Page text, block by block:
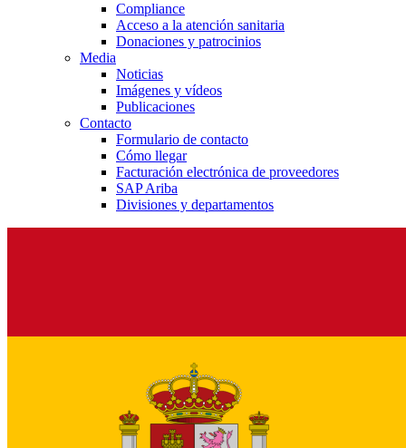
Compliance
Acceso a la atención sanitaria
Donaciones y patrocinios
Media
Noticias
Imágenes y vídeos
Publicaciones
Contacto
Formulario de contacto
Cómo llegar
Facturación electrónica de proveedores
SAP Ariba
Divisiones y departamentos